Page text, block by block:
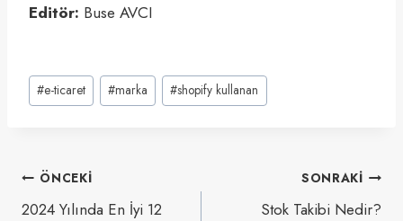
Editör: Buse AVCI
Post
Tags:
#e-ticaret #marka #shopify kullanan
Yazı
gezinmesi
ÖNCEKI
2024 Yılında En İyi 12
SONRAKI
Stok Takibi Nedir?